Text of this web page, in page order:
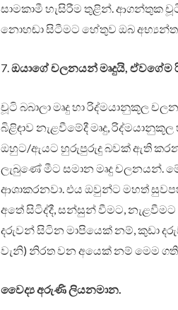
සාමකාමී හැසිරීම තුළින්. ආගන්තුක
නොහඬා සිටීමට හේතුව ඔබ
7.ඔයාගේ චලනයන් මෘදුයි, ඒවගේම
චූටි බබාලා මෘදු හා රිද්මයානුකූල
බිළිඳාව නැළවීමේදී මෘදු,
ඔහුට/ඇයට හුරුපුරුදු බවක් ඇති
ලැබුණේ මීට සමාන මෘදු චලනයන්.
ආශාකරනවා. එය ඔවුන්ට මහත්
අතේ සිටිද්දී, සන්සුන් වීමට, නැළවීමට
දරුවන් සිටින මාපියෙක් නම්, කුඩා
වැනි) නිරත වන අයෙක් නම් මෙම
වෛද්‍ය අරුණි ලියනමාන.